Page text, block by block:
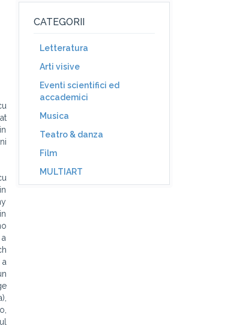
CATEGORII
Letteratura
Arti visive
Eventi scientifici ed
accademici
Musica
Teatro & danza
Film
MULTIART